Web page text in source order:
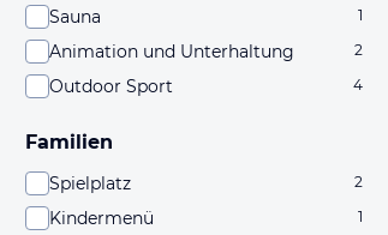
Sauna 1
Animation und Unterhaltung 2
Outdoor Sport 4
Familien
Spielplatz 2
Kindermenü 1